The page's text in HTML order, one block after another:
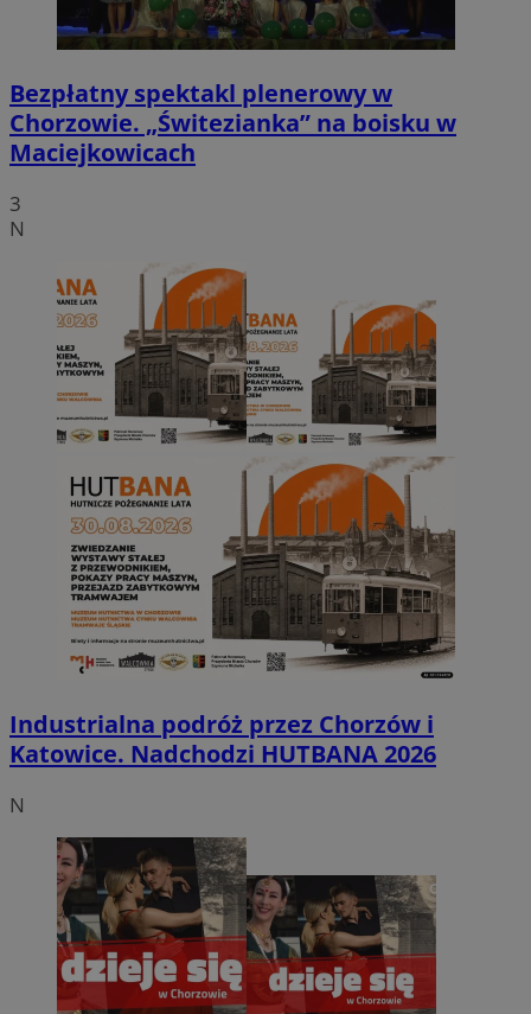
Bezpłatny spektakl plenerowy w
Chorzowie. „Świtezianka” na boisku w
Maciejkowicach
3
N
Industrialna podróż przez Chorzów i
Katowice. Nadchodzi HUTBANA 2026
N